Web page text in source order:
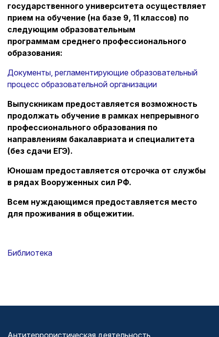
государственного университета осуществляет
прием на обучение (на базе 9, 11 классов) по
следующим образовательным
программам среднего профессионального
образования:
Документы, регламентирующие образовательный
процесс образовательной организации
Выпускникам предоставляется возможность
продолжать обучение в рамках непрерывного
профессионального образования по
направлениям бакалавриата и специалитета
(без сдачи ЕГЭ).
Юношам предоставляется отсрочка от службы
в рядах Вооруженных сил РФ.
Всем нуждающимся предоставляется место
для проживания в общежитии.
Библиотека